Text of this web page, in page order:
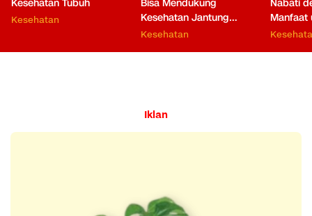
Kesehatan Tubuh
Kesehatan
Bisa Mendukung
Kesehatan Jantung
hingga Fungsi Otak
Kesehatan
Nabati
Manfaat
Iklan